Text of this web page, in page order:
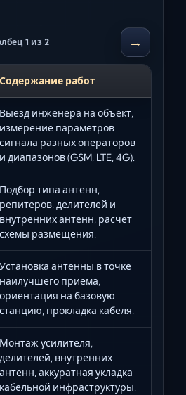
1 из 2 →
Содержание работ
Выезд инженера на объект,
измерение параметров
сигнала разных операторов
и диапазонов (GSM, LTE, 4G).
Подбор типа антенн,
репитеров, делителей и
внутренних антенн, расчет
схемы размещения.
Установка антенны в точке
наилучшего приема,
ориентация на базовую
станцию, прокладка кабеля.
Монтаж усилителя,
делителей, внутренних
антенн, аккуратная укладка
кабельной инфраструктуры.